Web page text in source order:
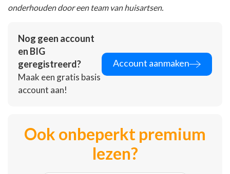
onderhouden door een team van huisartsen.
Nog geen account
en BIG
geregistreerd?
Maak een gratis basis
account aan!
Account aanmaken
Ook onbeperkt premium
lezen?